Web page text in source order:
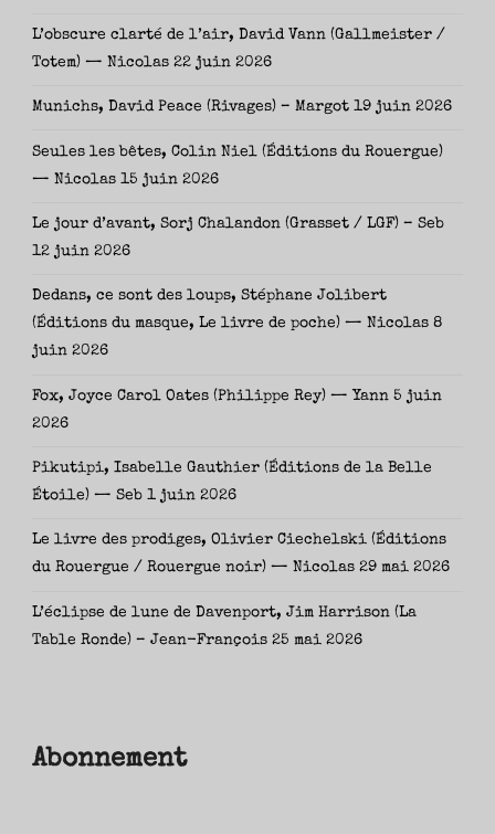
L’obscure clarté de l’air, David Vann (Gallmeister /
Totem) — Nicolas 22 juin 2026
Munichs, David Peace (Rivages) – Margot 19 juin 2026
Seules les bêtes, Colin Niel (Éditions du Rouergue)
— Nicolas 15 juin 2026
Le jour d’avant, Sorj Chalandon (Grasset / LGF) – Seb
12 juin 2026
Dedans, ce sont des loups, Stéphane Jolibert
(Éditions du masque, Le livre de poche) — Nicolas 8
juin 2026
Fox, Joyce Carol Oates (Philippe Rey) — Yann 5 juin
2026
Pikutipi, Isabelle Gauthier (Éditions de la Belle
Étoile) — Seb 1 juin 2026
Le livre des prodiges, Olivier Ciechelski (Éditions
du Rouergue / Rouergue noir) — Nicolas 29 mai 2026
L’éclipse de lune de Davenport, Jim Harrison (La
Table Ronde) – Jean-François 25 mai 2026
Abonnement